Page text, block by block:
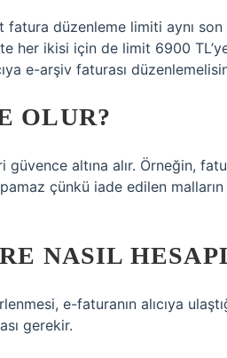
düzenleme limiti aynı son
her ikisi için de limit 6900
e-arşiv faturası
OLUR?
güvence altına alır. Örneğin,
çünkü iade edilen malların
NASIL
e-faturanın alıcıya
gerekir.